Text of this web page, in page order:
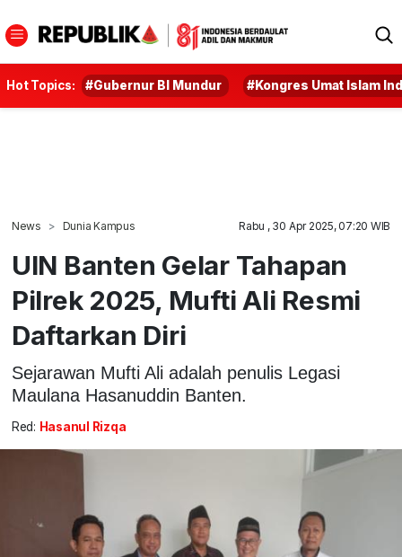
Hot Topics: #Gubernur BI Mundur #Kongres Umat Islam
News Dunia Kampus Rabu , 30 Apr 2025, 07:20 WIB
UIN Banten Gelar Tahapan
Pilrek 2025, Mufti Ali Resmi
Daftarkan Diri
Sejarawan Mufti Ali adalah penulis Legasi
Maulana Hasanuddin Banten.
Red: Hasanul Rizqa